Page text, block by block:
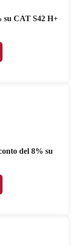
su CAT S42 H+
del 8% su